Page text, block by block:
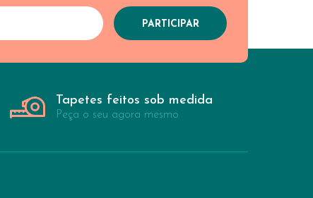
Tapetes feitos sob medida
Peça o seu agora mesmo